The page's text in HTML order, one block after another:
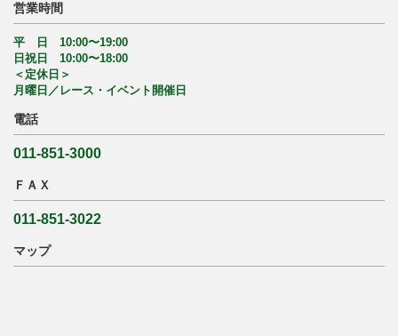
営業時間
平 日 10:00〜19:00
日祝日 10:00〜18:00
＜定休日＞
月曜日／レース・イベント開催日
電話
011-851-3000
ＦＡＸ
011-851-3022
マップ